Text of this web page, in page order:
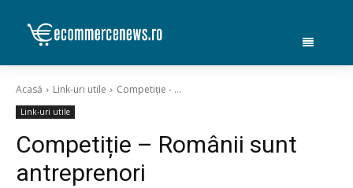
Acasă Link-uri utile Competiție - ...
Link-uri utile
Competiție – Românii sunt
antreprenori